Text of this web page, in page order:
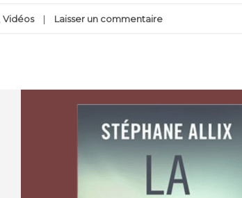
Vidéos Laisser un commentaire